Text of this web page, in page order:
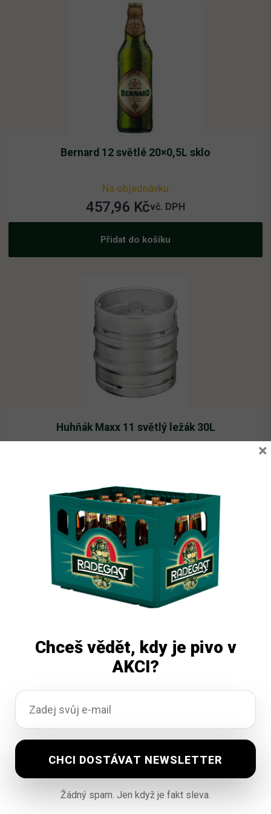
Bernard 12 světlé 20×0,5L sklo
Na objednávku
457,96 Kčvč. DPH
Přidat do košíku
Huhňák Maxx 11 světlý ležák 30L
1 112,80
Přidat do košíku
Na objednávku
329,57Kčvč. DPH
Přidat do košíku
Chceš vědět, kdy je pivo v
AKCI?
Žádný spam. Jen když je fakt sleva.
×